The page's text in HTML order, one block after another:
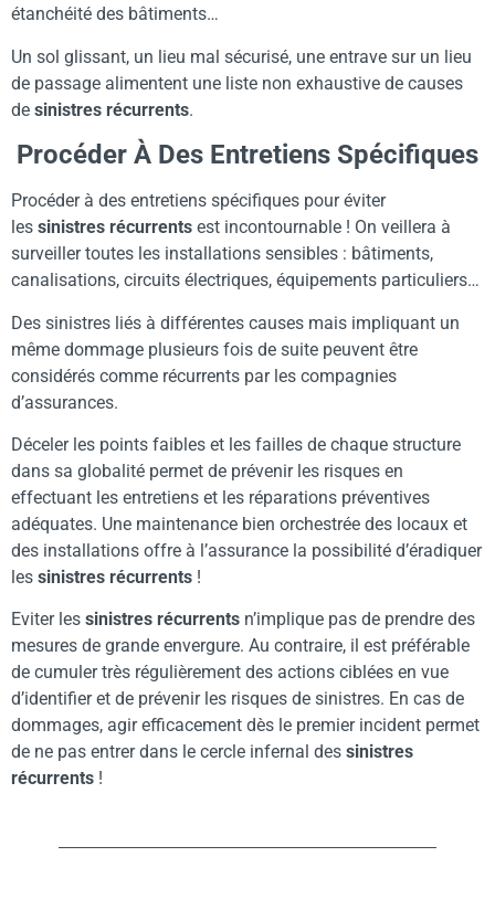
étanchéité des bâtiments…
Un sol glissant, un lieu mal sécurisé, une entrave sur un lieu
de passage alimentent une liste non exhaustive de causes
de sinistres récurrents.
Procéder À Des Entretiens Spécifiques
Procéder à des entretiens spécifiques pour éviter
les sinistres récurrents est incontournable ! On veillera à
surveiller toutes les installations sensibles : bâtiments,
canalisations, circuits électriques, équipements particuliers…
Des sinistres liés à différentes causes mais impliquant un
même dommage plusieurs fois de suite peuvent être
considérés comme récurrents par les compagnies
d’assurances.
Déceler les points faibles et les failles de chaque structure
dans sa globalité permet de prévenir les risques en
effectuant les entretiens et les réparations préventives
adéquates. Une maintenance bien orchestrée des locaux et
des installations offre à l’assurance la possibilité d’éradiquer
les sinistres récurrents !
Eviter les sinistres récurrents n’implique pas de prendre des
mesures de grande envergure. Au contraire, il est préférable
de cumuler très régulièrement des actions ciblées en vue
d’identifier et de prévenir les risques de sinistres. En cas de
dommages, agir efficacement dès le premier incident permet
de ne pas entrer dans le cercle infernal des sinistres
récurrents !